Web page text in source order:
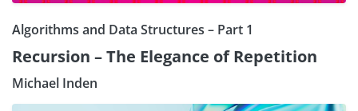
Algorithms and Data Structures – Part 1
Recursion – The Elegance of Repetition
Michael Inden